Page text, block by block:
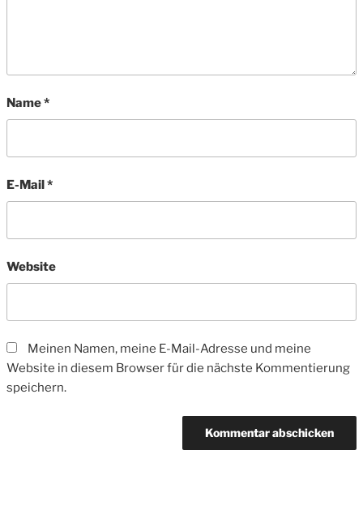
Name*
E-Mail*
Website
Meinen Namen, meine E-Mail-Adresse und meine
Website in diesem Browser für die nächste Kommentierung
speichern.